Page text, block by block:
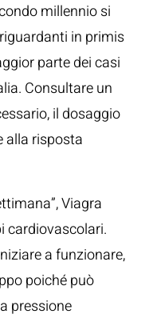
millennio si
in primis
parte dei casi
Consultare un
il dosaggio
alla risposta
Viagra
cardiovascolari.
a funzionare,
poiché può
pressione